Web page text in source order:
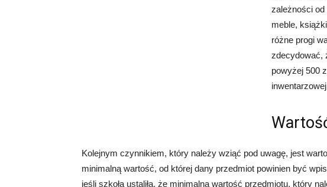
zależności
meble,
różne progi
zdecydować,
powyżej 500
Kolejnym czynnikiem, który należy wziąć pod uwagę, jest
minimalną wartość, od której dany przedmiot powinien być
jeśli szkoła ustaliła, że minimalna wartość przedmiotu, który